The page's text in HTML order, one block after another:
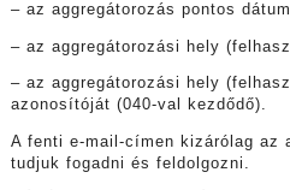
– az aggregátorozás pontos
– az aggregátorozási hely
– az aggregátorozási hely
azonosítóját (040-val kezdődő).
A fenti e-mail-címen kizárólag az
tudjuk fogadni és feldolgozni.